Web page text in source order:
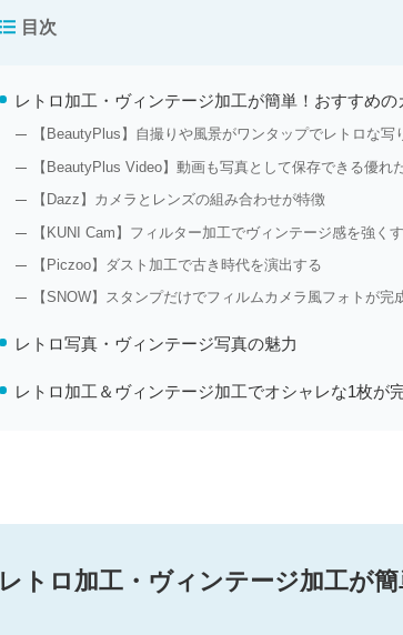
目次
レトロ加工・ヴィンテージ加工が簡単！おすすめの
【BeautyPlus】自撮りや風景がワンタップでレトロな写
【BeautyPlus Video】動画も写真として保存できる優れ
【Dazz】カメラとレンズの組み合わせが特徴
【KUNI Cam】フィルター加工でヴィンテージ感を強く
【Piczoo】ダスト加工で古き時代を演出する
【SNOW】スタンプだけでフィルムカメラ風フォトが完
レトロ写真・ヴィンテージ写真の魅力
レトロ加工＆ヴィンテージ加工でオシャレな1枚が
レトロ加工・ヴィンテージ加工が